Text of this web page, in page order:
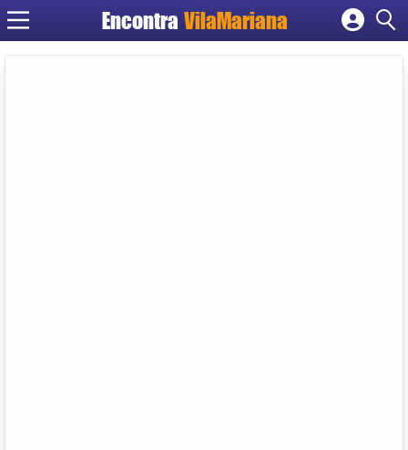
EncontraVilaMariana
Cadastrar empresa